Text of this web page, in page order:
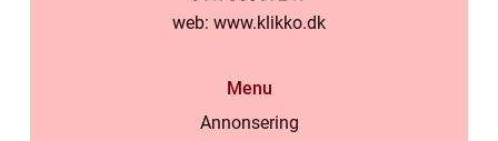
web: www.klikko.dk
Menu
Annonsering